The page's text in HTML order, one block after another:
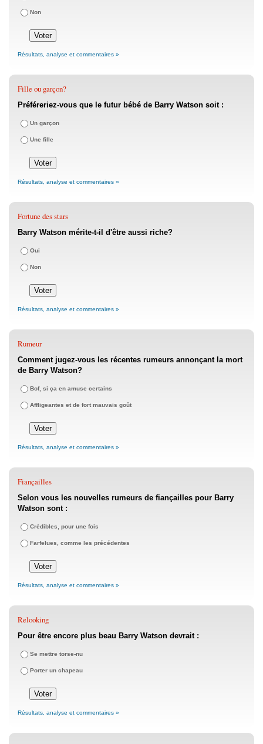
Non
Résultats, analyse et commentaires »
Fille ou garçon?
Préféreriez-vous que le futur bébé de Barry Watson soit :
Un garçon
Une fille
Résultats, analyse et commentaires »
Fortune des stars
Barry Watson mérite-t-il d'être aussi riche?
Oui
Non
Résultats, analyse et commentaires »
Rumeur
Comment jugez-vous les récentes rumeurs annonçant la mort
de Barry Watson?
Bof, si ça en amuse certains
Affligeantes et de fort mauvais goût
Résultats, analyse et commentaires »
Fiançailles
Selon vous les nouvelles rumeurs de fiançailles pour Barry
Watson sont :
Crédibles, pour une fois
Farfelues, comme les précédentes
Résultats, analyse et commentaires »
Relooking
Pour être encore plus beau Barry Watson devrait :
Se mettre torse-nu
Porter un chapeau
Résultats, analyse et commentaires »